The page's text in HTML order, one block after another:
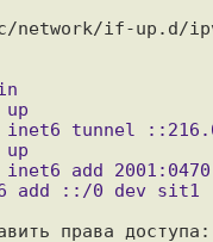
network/if-up.d/